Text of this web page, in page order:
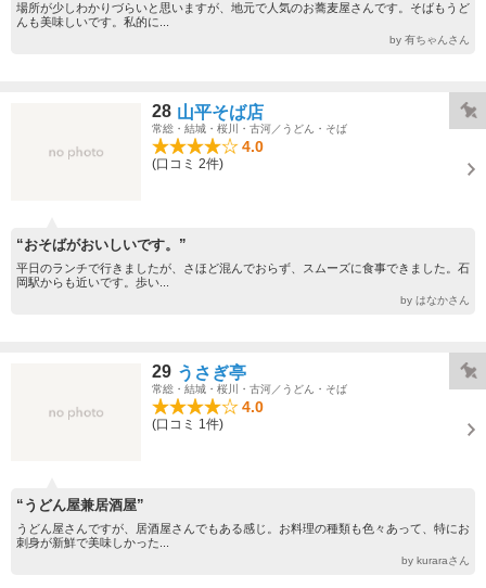
場所が少しわかりづらいと思いますが、地元で人気のお蕎麦屋さんです。そばもうど
んも美味しいです。私的に...
by 有ちゃんさん
28 山平そば店
常総・結城・桜川・古河／うどん・そば
4.0
(口コミ 2件)
“おそばがおいしいです。”
平日のランチで行きましたが、さほど混んでおらず、スムーズに食事できました。石
岡駅からも近いです。歩い...
by はなかさん
29 うさぎ亭
常総・結城・桜川・古河／うどん・そば
4.0
(口コミ 1件)
“うどん屋兼居酒屋”
うどん屋さんですが、居酒屋さんでもある感じ。お料理の種類も色々あって、特にお
刺身が新鮮で美味しかった...
by kuraraさん